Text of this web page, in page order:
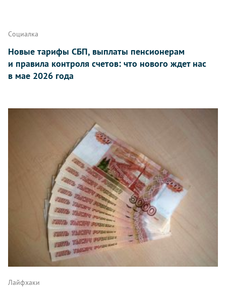
Социалка
Новые тарифы СБП, выплаты пенсионерам
и правила контроля счетов: что нового ждет нас
в мае 2026 года
Лайфхаки